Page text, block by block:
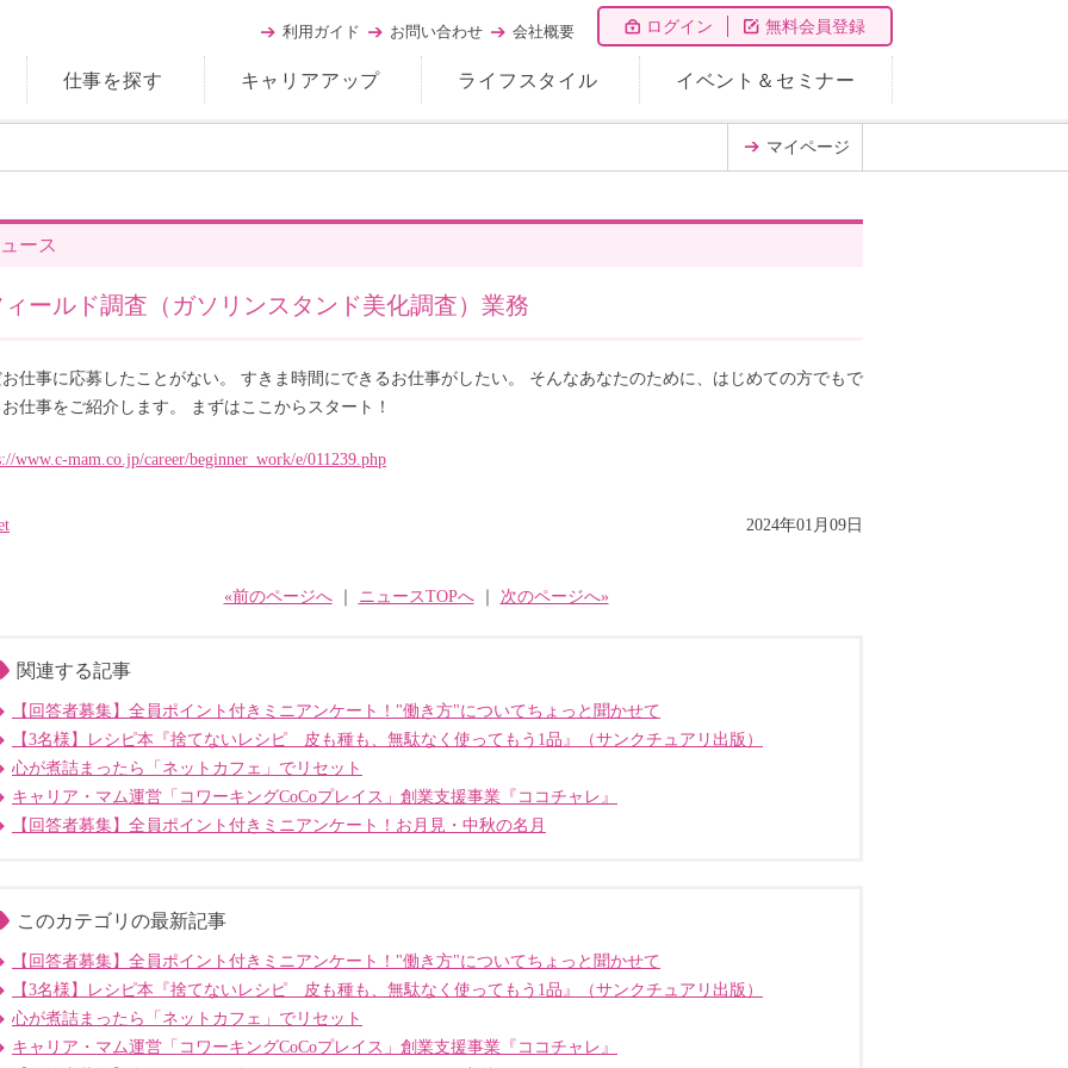
ログイン 無料会員登録
仕事を探す キャリアアップ ライフスタイル イベント＆セミナー
利用ガイド お問い合わせ 会社概要
マイページ
ース
ィールド調査（ガソリンスタンド美化調査）業務
仕事に応募したことがない。 すきま時間にできるお仕事がしたい。 そんなあなたのために、はじめての方でもで
仕事をご紹介します。 まずはここからスタート！
www.c-mam.co.jp/career/beginner_work/e/011239.php
2024年01月09日
«前のページへ｜ ニュースTOPへ｜ 次のページへ»
関連する記事
【回答者募集】全員ポイント付きミニアンケート！"働き方"についてちょっと聞かせて
【3名様】レシピ本『捨てないレシピ 皮も種も、無駄なく使ってもう1品』（サンクチュアリ出版）
心が煮詰まったら「ネットカフェ」でリセット
キャリア・マム運営「コワーキングCoCoプレイス」創業支援事業『ココチャレ』
【回答者募集】全員ポイント付きミニアンケート！お月見・中秋の名月
このカテゴリの最新記事
【回答者募集】全員ポイント付きミニアンケート！"働き方"についてちょっと聞かせて
【3名様】レシピ本『捨てないレシピ 皮も種も、無駄なく使ってもう1品』（サンクチュアリ出版）
心が煮詰まったら「ネットカフェ」でリセット
キャリア・マム運営「コワーキングCoCoプレイス」創業支援事業『ココチャレ』